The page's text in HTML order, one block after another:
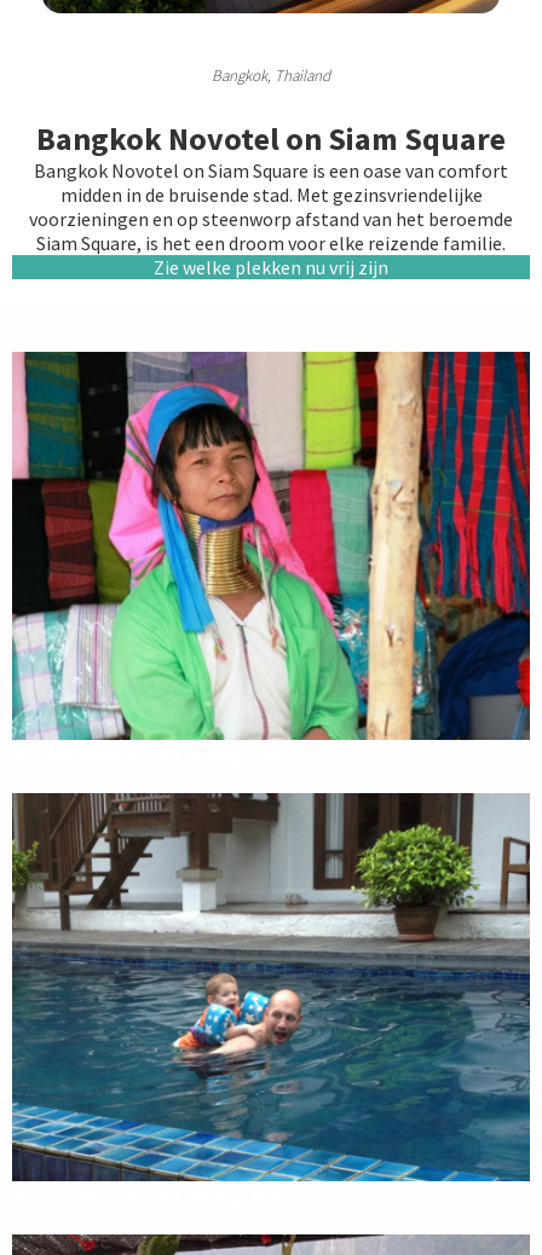
Bangkok, Thailand
Bangkok Novotel on Siam Square
Bangkok Novotel on Siam Square is een oase van comfort
midden in de bruisende stad. Met gezinsvriendelijke
voorzieningen en op steenworp afstand van het beroemde
Siam Square, is het een droom voor elke reizende familie.
Zie welke plekken nu vrij zijn